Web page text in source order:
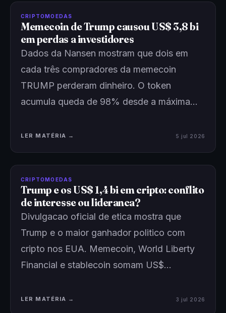
CRIPTOMOEDAS
Memecoin de Trump causou US$ 3,8 bi
em perdas a investidores
Dados da Nansen mostram que dois em
cada três compradores da memecoin
TRUMP perderam dinheiro. O token
acumula queda de 98% desde a máxima…
LER MATÉRIA → 5 jul 2026
CRIPTOMOEDAS
Trump e os US$ 1,4 bi em cripto: conflito
de interesse ou lideranca?
Divulgacao oficial de etica mostra que
Trump e o maior ganhador politico com
cripto nos EUA. Memecoin, World Liberty
Financial e stablecoin somam US$…
LER MATÉRIA → 3 jul 2026